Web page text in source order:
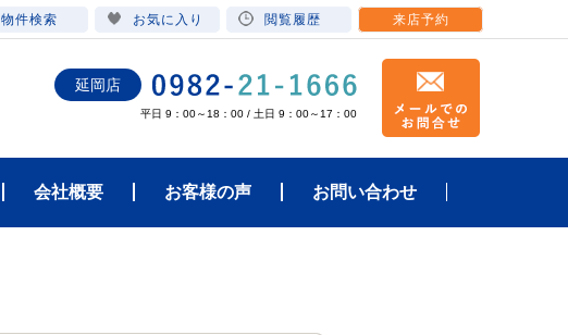
延岡店
平日 9：00～18：00 / 土日 9：00～17：00
会社概要 お客様の声 お問い合わせ
物件検索 お気に入り 閲覧履歴 来店予約